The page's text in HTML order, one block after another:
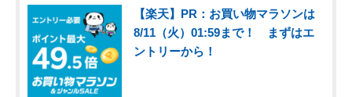
【楽天】PR：お買い物マラソンは
8/11（火）01:59まで！ まずはエ
ントリーから！